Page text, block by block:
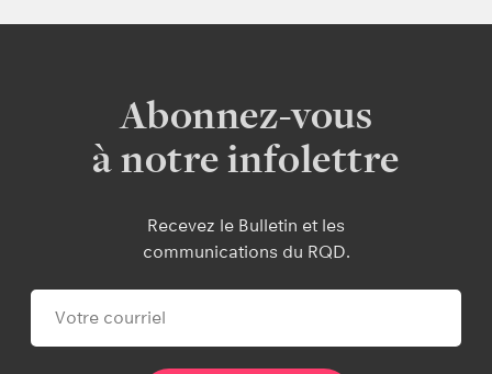
Abonnez-vous
à notre infolettre
Recevez le Bulletin et les
communications du RQD.